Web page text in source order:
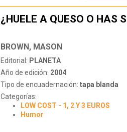
¿HUELE A QUESO O HAS
BROWN, MASON
Editorial: PLANETA
Año de edición: 2004
Tipo de encuadernación: tapa blanda
Categorías:
LOW COST - 1, 2 Y 3 EUROS
Humor